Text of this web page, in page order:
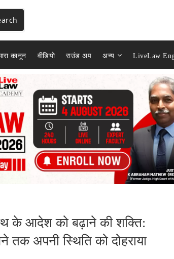
कानून वीडियो राउंड अप अन्य LiveLaw
के आदेश को बढ़ाने की शक्ति:
लेने तक अपनी स्थिति को दोहराया